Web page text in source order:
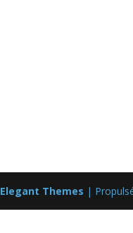
Elegant Themes |